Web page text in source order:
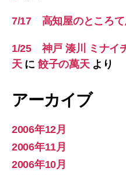
7/17 高知屋のところて
1/25 神戸 湊川 ミナイ
天に 餃子の萬天より
アーカイブ
2006年12月
2006年11月
2006年10月